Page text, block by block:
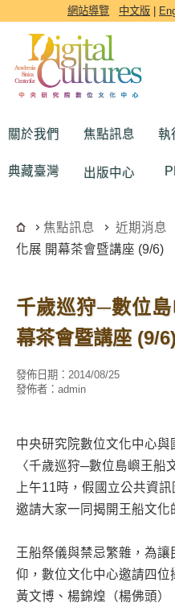
跳到主要內容區塊網站導覽 中文版
關於我們 焦點訊息 執
典藏臺灣 出版中心
焦點訊息 近期消息
化展 開幕茶會暨講座 (9/6)
千歲巡狩─數位
幕茶會暨講座 (9/6)
發佈日期： 2014/08/25
發佈者： admin
中央研究院數位文化中心
〈千歲巡狩─數位島嶼王船
上午11時，假國立公共資
邀請大家一同揭開王船文化
王船祭儀與禁忌繁雜，為
仰，數位文化中心邀請四位
黃文博、楊錦煌（楊佛頭